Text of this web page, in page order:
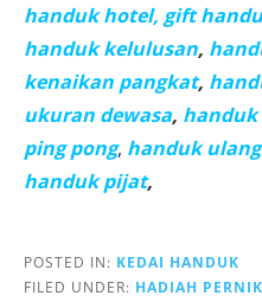
handuk hotel, gift
handuk kelulusan,
kenaikan pangkat,
ukuran dewasa,
ping pong, handuk
handuk pijat,
POSTED IN: KEDAI HANDUK
FILED UNDER: HADIAH